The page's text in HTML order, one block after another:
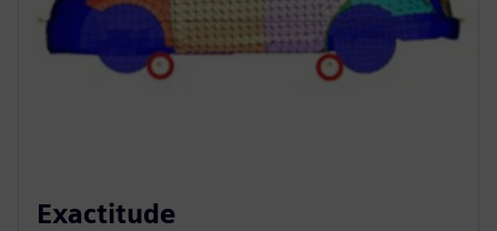
Exactitude